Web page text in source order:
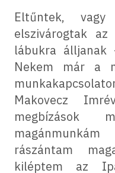
Eltűntek,
elszivárogtak
lábukra
Nekem már a
Makovecz
megbízások
rászántam
kiléptem az